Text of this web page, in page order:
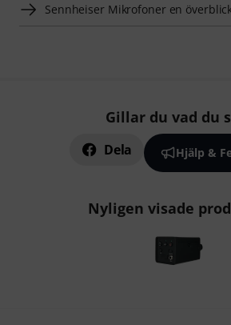
Sennheiser Mikrofoner en
Gillar du vad du
Dela Hjälp &
Nyligen visade